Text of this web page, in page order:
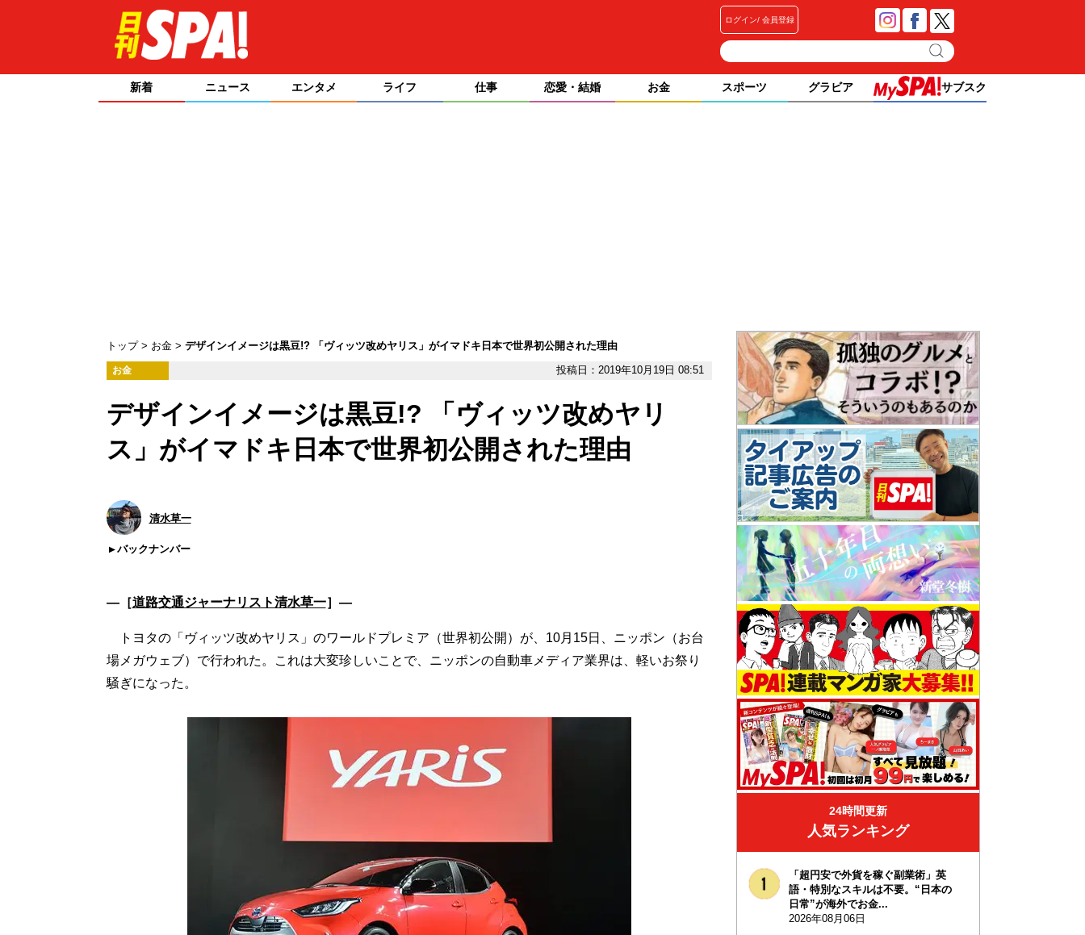
ログイン 会員登録
新着 ニュース エンタメ ライフ 仕事 恋愛・結婚 お金 スポーツ グラビア サブスク
トップ お金 デザインイメージは黒豆!? 「ヴィッツ改めヤリス」がイマドキ日本で世界初公開された理由
お金 投稿日：2019年10月19日 08:51
デザインイメージは黒豆!? 「ヴィッツ改めヤリ
ス」がイマドキ日本で世界初公開された理由
清水草一
バックナンバー
―［道路交通ジャーナリスト清水草一］―
トヨタの「ヴィッツ改めヤリス」のワールドプレミア（世界初公開）が、10月15日、ニッポン（お台
場メガウェブ）で行われた。これは大変珍しいことで、ニッポンの自動車メディア業界は、軽いお祭り
騒ぎになった。
24時間更新
人気ランキング
「超円安で外貨を稼ぐ副業術」英
語・特別なスキルは不要。“日本の
日常”が海外でお金...
2026年08月06日